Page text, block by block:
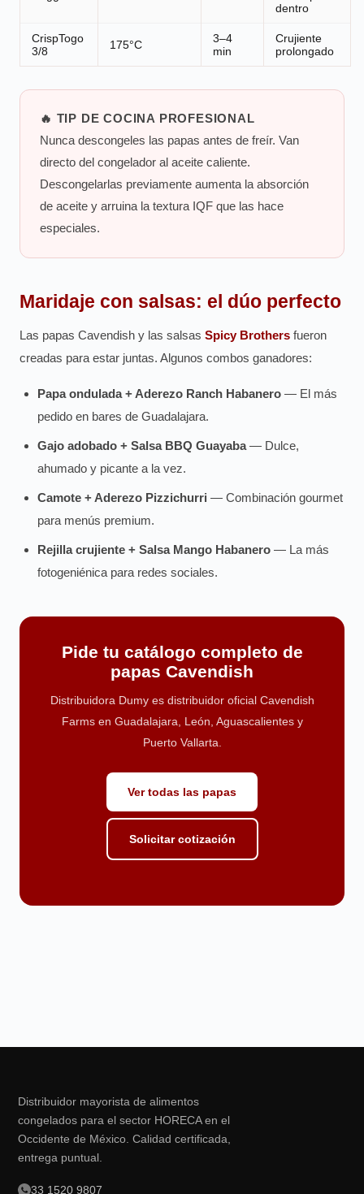
dentro
CrispTogo
3/8
175°C
3–4
min
Crujiente
prolongado
🔥 TIP DE COCINA PROFESIONAL
Nunca descongeles las papas antes de freír. Van
directo del congelador al aceite caliente.
Descongelarlas previamente aumenta la absorción
de aceite y arruina la textura IQF que las hace
especiales.
Maridaje con salsas: el dúo perfecto
Las papas Cavendish y las salsas Spicy Brothers fueron
creadas para estar juntas. Algunos combos ganadores:
Papa ondulada + Aderezo Ranch Habanero — El más
pedido en bares de Guadalajara.
Gajo adobado + Salsa BBQ Guayaba— Dulce,
ahumado y picante a la vez.
Camote + Aderezo Pizzichurri — Combinación gourmet
para menús premium.
Rejilla crujiente + Salsa Mango Habanero — La más
fotogeniénica para redes sociales.
Pide tu catálogo completo de
papas Cavendish
Distribuidora Dumy es distribuidor oficial Cavendish
Farms en Guadalajara, León, Aguascalientes y
Puerto Vallarta.
Ver todas las papas
Solicitar cotización
Distribuidor mayorista de alimentos
congelados para el sector HORECA en el
Occidente de México. Calidad certificada,
entrega puntual.
33 1520 9807